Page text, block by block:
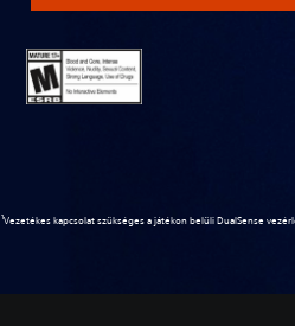
1Vezetékes kapcsolat szükséges a játékon belüli DualSense